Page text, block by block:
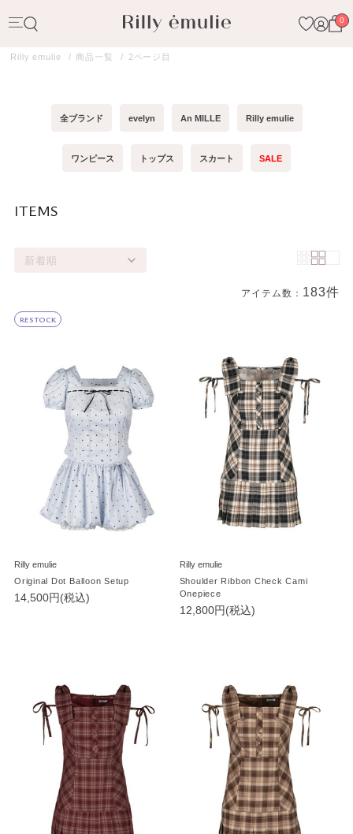
0
Rilly emulie 商品一覧 2ページ目
全ブランド evelyn An MILLE Rilly emulie
ワンピース トップス スカート SALE
ITEMS
新着順
アイテム数： 183件
商品一覧
RESTOCK
Rilly emulie
Original Dot Balloon Setup
14,500円(税込)
Rilly emulie
Shoulder Ribbon Check Cami
Onepiece
12,800円(税込)